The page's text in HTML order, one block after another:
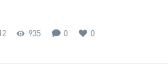
935 0 0